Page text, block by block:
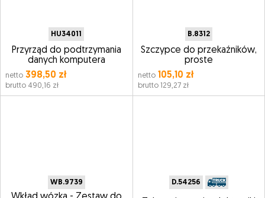
HU34011
Przyrząd do podtrzymania
danych komputera
netto 398,50 zł
brutto 490,16 zł
B.8312
Szczypce do przekaźników,
proste
netto105,10 zł
brutto 129,27 zł
WB.9739 D.54256